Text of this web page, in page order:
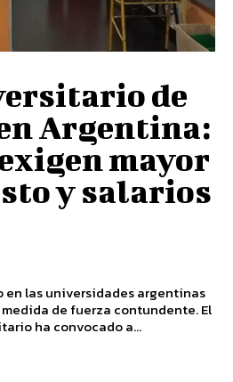
de
Argentina:
mayor
y salarios
las universidades argentinas
de fuerza contundente. El
ha convocado a...